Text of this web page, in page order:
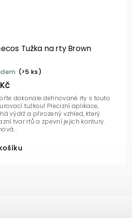
Tužka na rty Brown
(>5 ks)
dokonale definované rty s touto
tužkou! Precizní aplikace,
výdrž a přirozený vzhled, který
tvar rtů a zpevní jejich kontury.